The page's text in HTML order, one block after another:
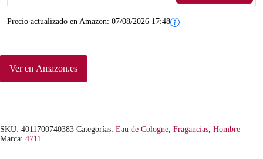
Precio actualizado en Amazon: 07/08/2026 17:48
Ver en Amazon.es
SKU: 4011700740383 Categorías: Eau de Cologne, Fragancias, Hombre
Marca: 4711